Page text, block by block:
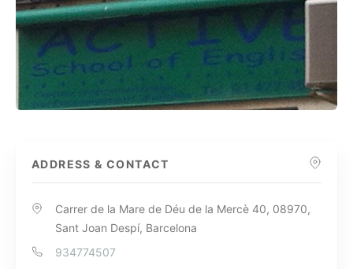
ADDRESS & CONTACT
Carrer de la Mare de Déu de la Mercè 40, 08970,
Sant Joan Despí, Barcelona
934774507